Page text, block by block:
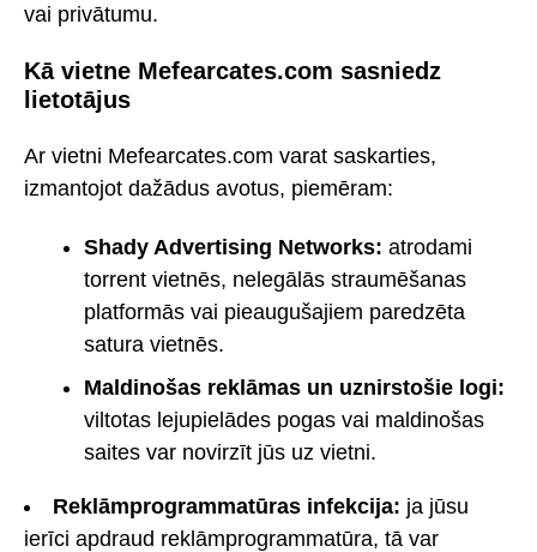
vai privātumu.
Kā vietne Mefearcates.com sasniedz
lietotājus
Ar vietni Mefearcates.com varat saskarties,
izmantojot dažādus avotus, piemēram:
Shady Advertising Networks: atrodami
torrent vietnēs, nelegālās straumēšanas
platformās vai pieaugušajiem paredzēta
satura vietnēs.
Maldinošas reklāmas un uznirstošie logi:
viltotas lejupielādes pogas vai maldinošas
saites var novirzīt jūs uz vietni.
Reklāmprogrammatūras infekcija: ja jūsu
ierīci apdraud reklāmprogrammatūra, tā var